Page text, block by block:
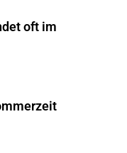
oft im